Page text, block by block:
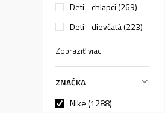
Deti - chlapci (269)
Deti - dievčatá (223)
Zobraziť viac
ZNAČKA
Nike (1288)